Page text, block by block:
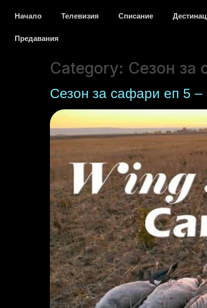
Начало Телевизия Списание
Предавания
Category: Сезон за
Сезон за сафари еп 5 –